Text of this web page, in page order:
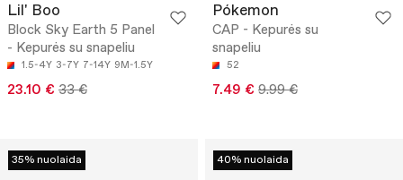
Lil' Boo
Block Sky Earth 5 Panel
- Kepurės su snapeliu
1.5-4Y 3-7Y 7-14Y 9M-1.5Y
23.10 € 33 €
Pókemon
CAP - Kepurės su
snapeliu
52
7.49 € 9.99 €
35% nuolaida 40% nuolaida